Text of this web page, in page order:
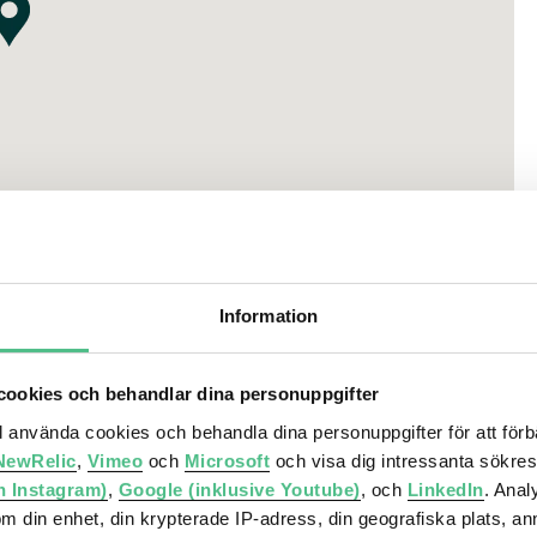
Information
och behandlar dina personuppgifter
använda cookies och behandla dina personuppgifter för att
, Vimeo och Microsoft och visa dig intressanta
Instagram), Google (inklusive Youtube), och LinkedIn.
din enhet, din krypterade IP-adress, din geografiska plats,
Deli, Brisket & friends, Chef Ljungstedt, Erssons Sickla
närhet till Nackareservatet, Sickla sjö och
läkare, tandläkare, naprapater, sjukgymnaster, MVC
biograf, bibliotek, konsthall, kulturverkstäder och
i Sickla